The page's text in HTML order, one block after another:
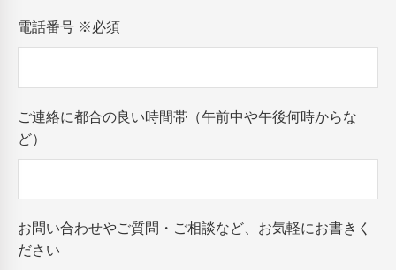
電話番号 ※必須
ご連絡に都合の良い時間帯（午前中や午後何時からな
ど）
お問い合わせやご質問・ご相談など、お気軽にお書きく
ださい